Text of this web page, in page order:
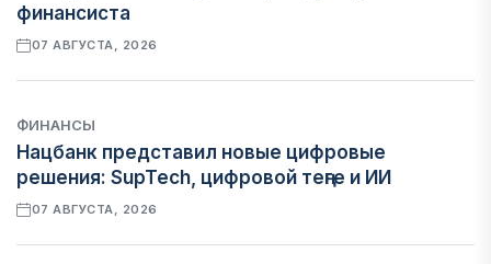
финансиста
07 АВГУСТА, 2026
ФИНАНСЫ
Нацбанк представил новые цифровые
решения: SupTech, цифровой теңге и ИИ
07 АВГУСТА, 2026